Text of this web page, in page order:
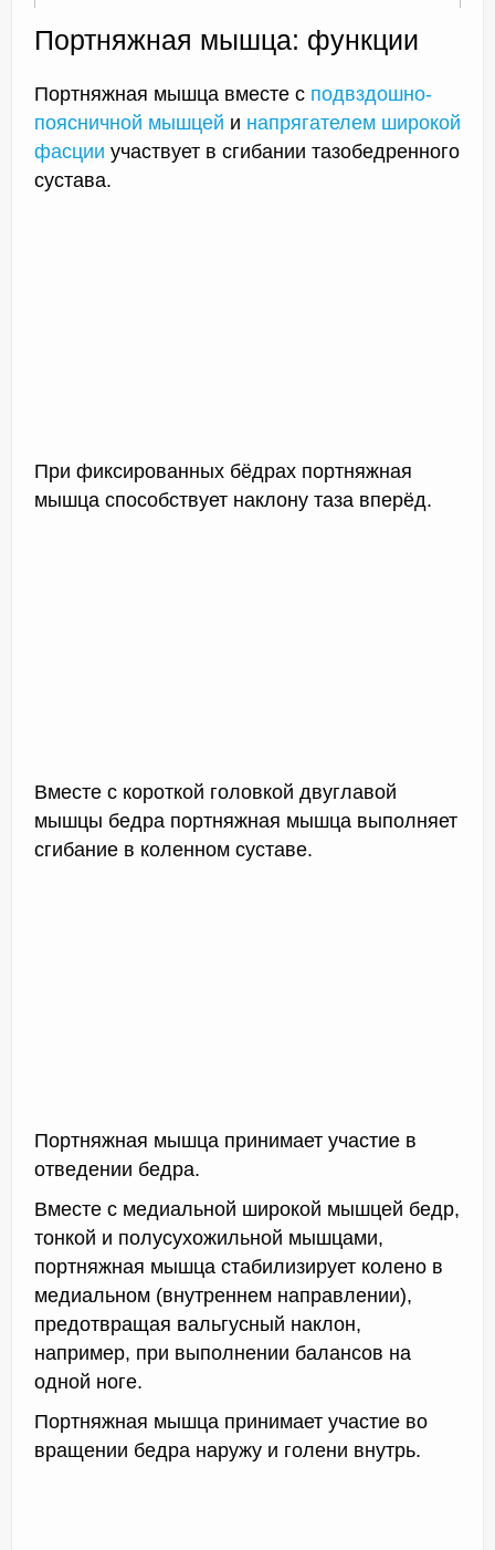
Портняжная мышца: функции
Портняжная мышца вместе с подвздошно-
поясничной мышцей и напрягателем широкой
фасции участвует в сгибании тазобедренного
сустава.
При фиксированных бёдрах портняжная
мышца способствует наклону таза вперёд.
Вместе с короткой головкой двуглавой
мышцы бедра портняжная мышца выполняет
сгибание в коленном суставе.
Портняжная мышца принимает участие в
отведении бедра.
Вместе с медиальной широкой мышцей бедр,
тонкой и полусухожильной мышцами,
портняжная мышца стабилизирует колено в
медиальном (внутреннем направлении),
предотвращая вальгусный наклон,
например, при выполнении балансов на
одной ноге.
Портняжная мышца принимает участие во
вращении бедра наружу и голени внутрь.